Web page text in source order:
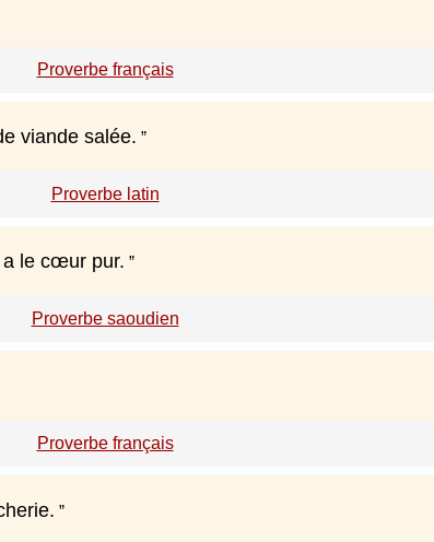
Proverbe français
viande salée.
Proverbe latin
a le cœur pur.
Proverbe saoudien
Proverbe français